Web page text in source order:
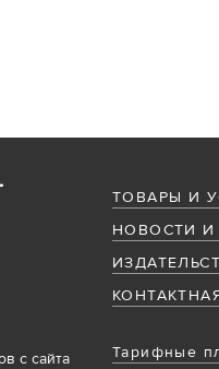
ТОВАРЫ И
НОВОСТИ И
Тарифные
с сайта